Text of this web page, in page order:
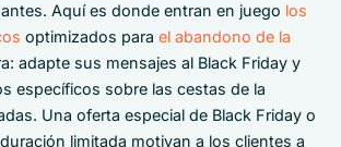
Aquí es donde entran en juego los
optimizados para el abandono de la
adapte sus mensajes al Black Friday y
específicos sobre las cestas de la
Una oferta especial de Black Friday o
limitada motivan a los clientes a